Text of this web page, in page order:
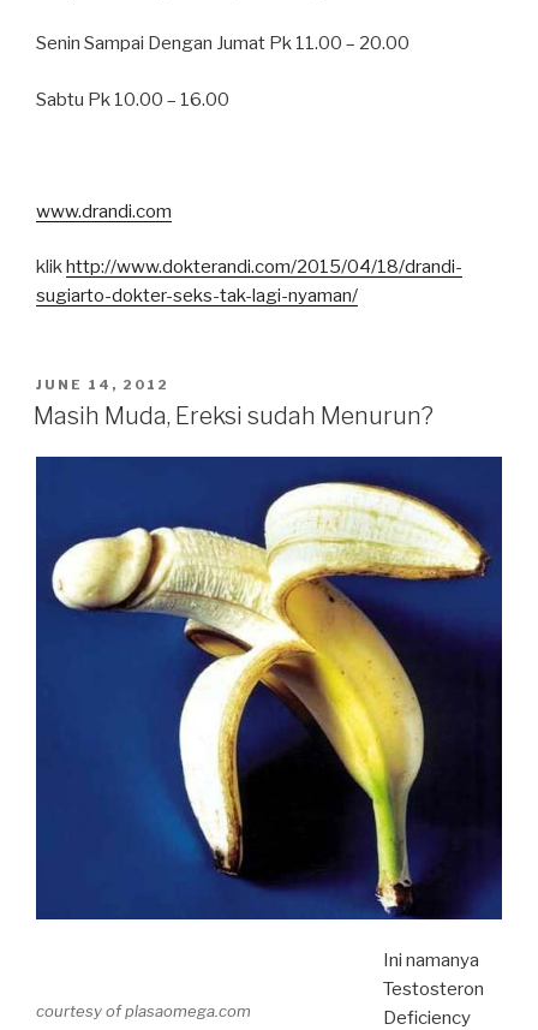
Senin Sampai Dengan Jumat Pk 11.00 – 20.00
Sabtu Pk 10.00 – 16.00
www.drandi.com
klik http://www.dokterandi.com/2015/04/18/drandi-
sugiarto-dokter-seks-tak-lagi-nyaman/
POSTED
ON
JUNE 14, 2012
Masih Muda, Ereksi sudah Menurun?
courtesy of plasaomega.com
Ini namanya
Testosteron
Deficiency